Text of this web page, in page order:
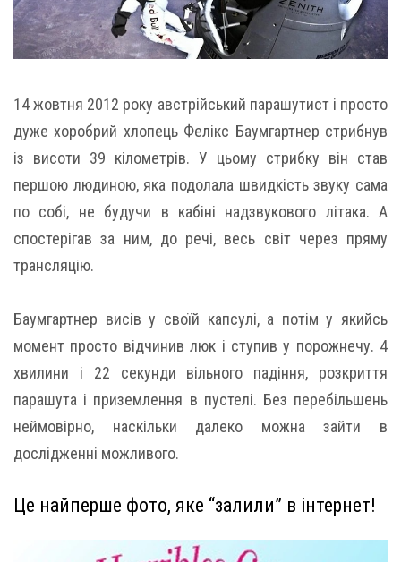
14 жовтня 2012 року австрійський парашутист і просто
дуже хоробрий хлопець Фелікс Баумгартнер стрибнув
із висоти 39 кілометрів. У цьому стрибку він став
першою людиною, яка подолала швидкість звуку сама
по собі, не будучи в кабіні надзвукового літака. А
спостерігав за ним, до речі, весь світ через пряму
трансляцію.
Баумгартнер висів у своїй капсулі, а потім у якийсь
момент просто відчинив люк і ступив у порожнечу. 4
хвилини і 22 секунди вільного падіння, розкриття
парашута і приземлення в пустелі. Без перебільшень
неймовірно, наскільки далеко можна зайти в
дослідженні можливого.
Це найперше фото, яке “залили” в інтернет!